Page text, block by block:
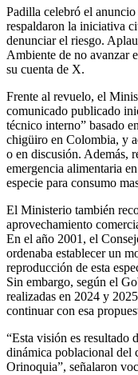
Padilla celebró el
respaldaron la iniciativa
denunciar el riesgo.
Ambiente de no avanzar
su cuenta de X.
Frente al revuelo, el
comunicado publicado
técnico interno” basado
chigüiro en Colombia, y
o en discusión. Además,
emergencia alimentaria
especie para consumo
El Ministerio también
aprovechamiento
En el año 2001, el
ordenaba establecer un
reproducción de esta
Sin embargo, según el
realizadas en 2024 y
continuar con esa
“Esta visión es resultado
dinámica poblacional del
Orinoquia”, señalaron